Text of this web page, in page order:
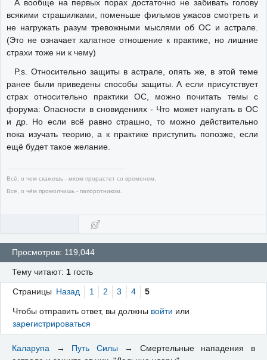
А вообще на первых порах достаточно не забивать голову
всякими страшилками, поменьше фильмов ужасов смотреть и
не нагружать разум тревожными мыслями об ОС и астрале.
(Это не означает халатное отношение к практике, но лишние
страхи тоже ни к чему)
P.s. Относительно защиты в астрале, опять же, в этой теме
ранее были приведены способы защиты. А если присутствует
страх относительно практики ОС, можно почитать темы с
форума: Опасности в сновидениях - Что может напугать в ОС
и др. Но если всё равно страшно, то можно действительно
пока изучать теорию, а к практике приступить попозже, если
ещё будет такое желание.
Всё, о чем скажешь - мхом прорастет со временем,
Все, о чём промолчишь - папоротником.
Просмотров: 119,044
Тему читают: 1 гость
Страницы Назад 1 2 3 4 5
Чтобы отправить ответ, вы должны войти или
зарегистрироваться
Каларупа → Путь Силы → Смертельные нападения в